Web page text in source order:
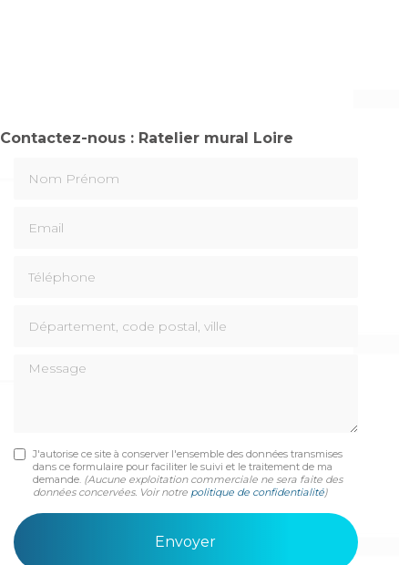
Contactez-nous : Ratelier mural Loire
Message
J'autorise ce site à conserver l'ensemble des données transmises
dans ce formulaire pour faciliter le suivi et le traitement de ma
demande. (Aucune exploitation commerciale ne sera faite des
données concervées. Voir notre politique de confidentialité)